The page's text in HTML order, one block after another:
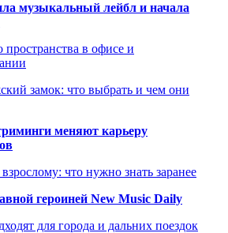
музыкальный лейбл и начала
пространства в офисе и
замок: что выбрать и чем они
меняют карьеру
что нужно знать заранее
героиней New Music Daily
для города и дальних поездок